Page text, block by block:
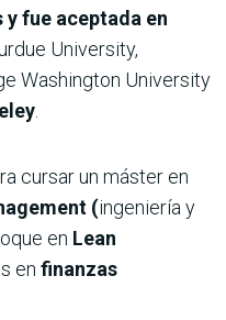
fue aceptada en
University,
Washington University
cursar un máster en
(ingeniería y
en Lean
en finanzas